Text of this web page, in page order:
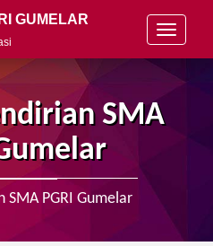
T
o
g
GUMELAR
SMA
SMA PGRI Gumelar